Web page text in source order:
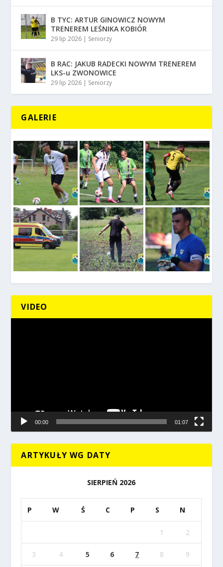
B TYC: ARTUR GINOWICZ NOWYM
TRENEREM LEŚNIKA KOBIÓR
29 lip 2026 | Seniorzy
B RAC: JAKUB RADECKI NOWYM TRENEREM
LKS-u ZWONOWICE
29 lip 2026 | Seniorzy
GALERIE
VIDEO
00:00 01:07
ARTYKUŁY WG DATY
SIERPIEŃ 2026
P W Ś C P S N
1 2
3 4 5 6 7 8 9